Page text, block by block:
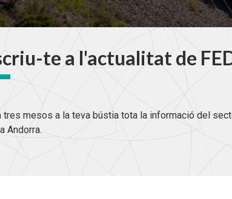
te a l'actualitat de
tres mesos a la teva bústia tota la informació del
Andorra.